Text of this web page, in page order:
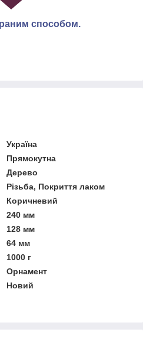
способом.
Україна
Прямокутна
Дерево
Різьба, Покриття лаком
Коричневий
240 мм
128 мм
64 мм
1000 г
Орнамент
Новий